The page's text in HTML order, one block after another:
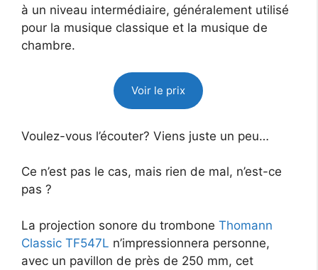
à un niveau intermédiaire, généralement utilisé
pour la musique classique et la musique de
chambre.
Voir le prix
Voulez-vous l’écouter? Viens juste un peu…
Ce n’est pas le cas, mais rien de mal, n’est-ce
pas ?
La projection sonore du trombone Thomann
Classic TF547L n’impressionnera personne,
avec un pavillon de près de 250 mm, cet